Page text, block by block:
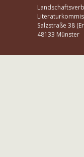
Salzstraße 38
48133 Münster